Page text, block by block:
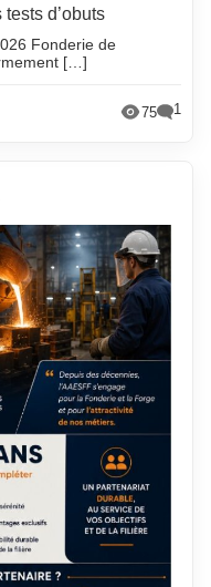
d’obuts
Fonderie de
[…]
75 1